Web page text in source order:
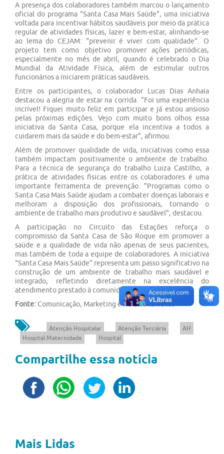
A presença dos colaboradores também marcou o lançamento
oficial do programa "Santa Casa Mais Saúde", uma iniciativa
voltada para incentivar hábitos saudáveis por meio da prática
regular de atividades físicas, lazer e bem-estar, alinhando-se
ao lema do CEJAM: "prevenir é viver com qualidade". O
projeto tem como objetivo promover ações periódicas,
especialmente no mês de abril, quando é celebrado o Dia
Mundial da Atividade Física, além de estimular outros
funcionários a iniciarem práticas saudáveis.
Entre os participantes, o colaborador Lucas Dias Anhaia
destacou a alegria de estar na corrida. "Foi uma experiência
incrível! Fiquei muito feliz em participar e já estou ansioso
pelas próximas edições. Vejo com muito bons olhos essa
iniciativa da Santa Casa, porque ela incentiva a todos a
cuidarem mais da saúde e do bem-estar", afirmou.
Além de promover qualidade de vida, iniciativas como essa
também impactam positivamente o ambiente de trabalho.
Para a técnica de segurança do trabalho Luiza Castilho, a
prática de atividades físicas entre os colaboradores é uma
importante ferramenta de prevenção. "Programas como o
Santa Casa Mais Saúde ajudam a combater doenças laborais e
melhoram a disposição dos profissionais, tornando o
ambiente de trabalho mais produtivo e saudável", destacou.
A participação no Circuito das Estações reforça o
compromisso da Santa Casa de São Roque em promover a
saúde e a qualidade de vida não apenas de seus pacientes,
mas também de toda a equipe de colaboradores. A iniciativa
"Santa Casa Mais Saúde" representa um passo significativo na
construção de um ambiente de trabalho mais saudável e
integrado, refletindo diretamente na excelência do
atendimento prestado à comunidade.
Fonte: Comunicação, Marketing e Relacionamento
Atenção Hospitalar Atenção Terciária
AH
Hospital Maternidade
Hospital
Compartilhe essa notícia
Mais Lidas